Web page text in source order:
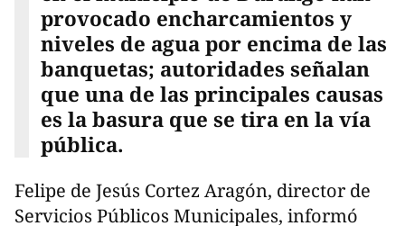
provocado encharcamientos y
niveles de agua por encima de las
banquetas; autoridades señalan
que una de las principales causas
es la basura que se tira en la vía
pública.
Felipe de Jesús Cortez Aragón, director de
Servicios Públicos Municipales, informó